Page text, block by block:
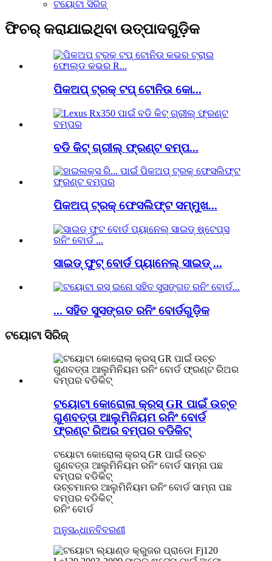
ଟୟୋଟା ସିରିଜ୍
ଫିଚର୍ କରାଯାଇଥିବା ଉତ୍ପାଦଗୁଡ଼ିକ
ପିକଅପ୍ ଟ୍ରକ୍ ଟପ୍ ଟୋନିଉ କୋ...
ବଡି କିଟ୍ ଗ୍ରୀଲ୍ ଫ୍ରଣ୍ଟ ବମ୍ପ...
ପିକଅପ୍ ଟ୍ରକ୍ ଫେସଲିଫ୍ଟ ସମ୍ମୁଖ...
ସାଇଡ୍ ଫୁଟ୍ ବୋର୍ଡ ପ୍ୟାନେଲ୍ ସାଇଡ୍ ...
... ସହିତ ସୁସଙ୍ଗତ ରନିଂ ବୋର୍ଡଗୁଡ଼ିକ
ଟୟୋଟା ସିରିଜ୍
ଟୟୋଟା କୋରୋଲା କ୍ରସ୍ GR ପାଇଁ ଉଚ୍ଚ
ଗୁଣବତ୍ତା ଆଲୁମିନିୟମ ରନିଂ ବୋର୍ଡ
ଫ୍ରଣ୍ଟ ରିଅର ବମ୍ପର ବଡିକିଟ୍
ଟୟୋଟା କୋରୋଲା କ୍ରସ୍ GR ପାଇଁ ଉଚ୍ଚ
ଗୁଣବତ୍ତା ଆଲୁମିନିୟମ ରନିଂ ବୋର୍ଡ ସାମ୍ନା ପଛ
ବମ୍ପର ବଡିକିଟ୍
ଉଚ୍ଚମାନର ଆଲୁମିନିୟମ ରନିଂ ବୋର୍ଡ ସାମ୍ନା ପଛ
ବମ୍ପର ବଡିକିଟ୍
ରନିଂ ବୋର୍ଡ
ଅନୁସନ୍ଧାନବିବରଣୀ